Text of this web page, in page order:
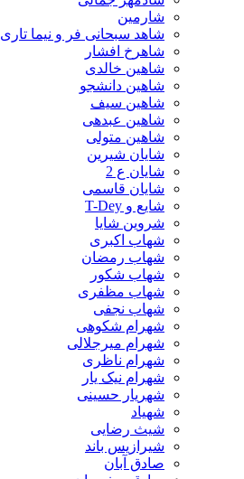
شارمین
شاهد سبحانی فر و نیما تاری
شاهرخ افشار
شاهین خالدی
شاهین دانشجو
شاهین سیف
شاهین عبدهی
شاهین متولی
شایان شیرین
شایان ع 2
شایان قاسمی
شایع و T-Dey
شروین شایا
شهاب اکبری
شهاب رمضان
شهاب شکور
شهاب مظفری
شهاب نجفی
شهرام شکوهی
شهرام میرجلالی
شهرام ناظری
شهرام نیک یار
شهریار حسینی
شهیاد
شیث رضایی
شیرازیس باند
صادق آبان